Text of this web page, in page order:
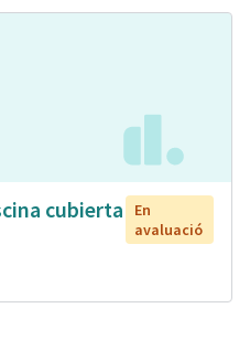
cubierta
En
avaluació